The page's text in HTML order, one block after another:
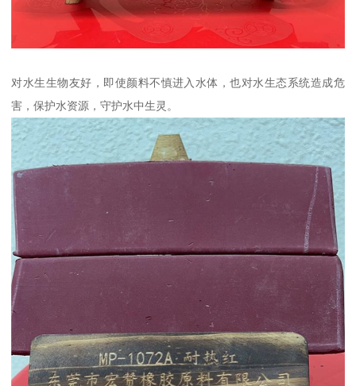
对水生生物友好，即使颜料不慎进入水体，也对水生态系统造成危
害，保护水资源，守护水中生灵。